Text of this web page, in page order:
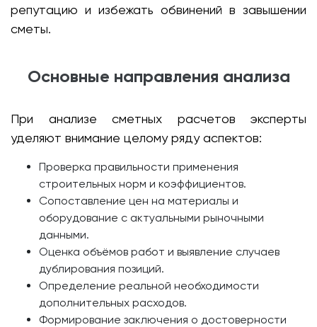
репутацию и избежать обвинений в завышении
сметы.
Основные направления анализа
При анализе сметных расчетов эксперты
уделяют внимание целому ряду аспектов:
Проверка правильности применения
строительных норм и коэффициентов.
Сопоставление цен на материалы и
оборудование с актуальными рыночными
данными.
Оценка объёмов работ и выявление случаев
дублирования позиций.
Определение реальной необходимости
дополнительных расходов.
Формирование заключения о достоверности